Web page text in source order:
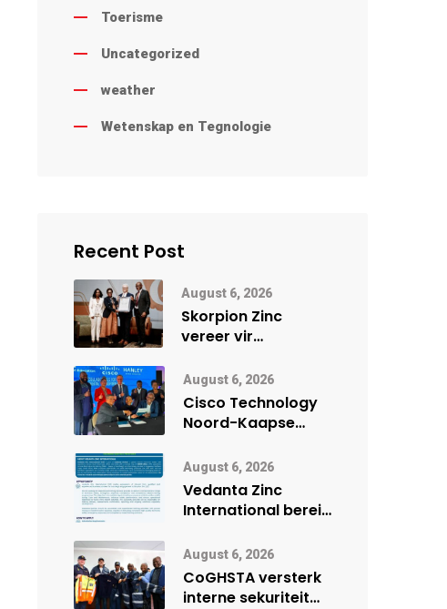
Toerisme
Uncategorized
weather
Wetenskap en Tegnologie
Recent Post
August 6, 2026
Skorpion Zinc
vereer vir
veiligheidsprestasie
by Namibië Mynbou
Ekspo
August 6, 2026
Cisco Technology
Noord-Kaapse
digitale toekoms
deur Cisco-
vennootskap
August 6, 2026
Vedanta Zinc
International berei
vir moontlike
herbegin
August 6, 2026
CoGHSTA versterk
interne sekuriteit